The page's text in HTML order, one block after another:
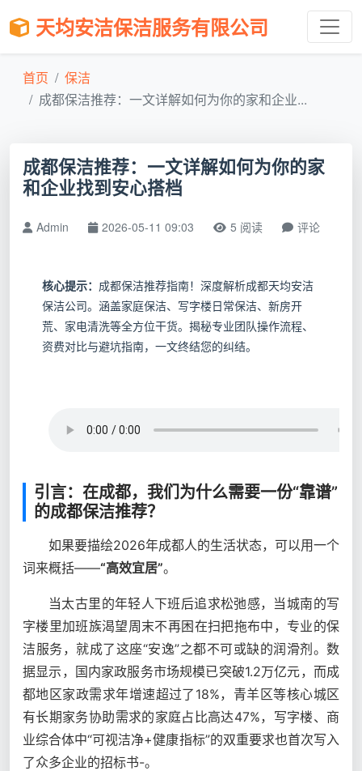
天均安洁保洁服务有限公司
首页
保洁
成都保洁推荐：一文详解如何为你的家和企业...
成都保洁推荐：一文详解如何为你的家
和企业找到安心搭档
Admin 2026-05-11 09:03 5 阅读 评论
核心提示： 成都保洁推荐指南！深度解析成都天均安洁
保洁公司。涵盖家庭保洁、写字楼日常保洁、新房开
荒、家电清洗等全方位干货。揭秘专业团队操作流程、
资费对比与避坑指南，一文终结您的纠结。
引言：在成都，我们为什么需要一份“靠谱”
的成都保洁推荐？
如果要描绘2026年成都人的生活状态，可以用一个
词来概括——“高效宜居”。
当太古里的年轻人下班后追求松弛感，当城南的写
字楼里加班族渴望周末不再困在扫把拖布中，专业的保
洁服务，就成了这座“安逸”之都不可或缺的润滑剂。数
据显示，国内家政服务市场规模已突破1.2万亿元，而成
都地区家政需求年增速超过了18%，青羊区等核心城区
有长期家务协助需求的家庭占比高达47%，写字楼、商
业综合体中“可视洁净+健康指标”的双重要求也首次写入
了众多企业的招标书-。